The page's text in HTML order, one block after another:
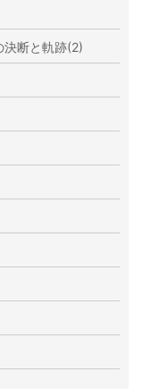
断と軌跡(2)